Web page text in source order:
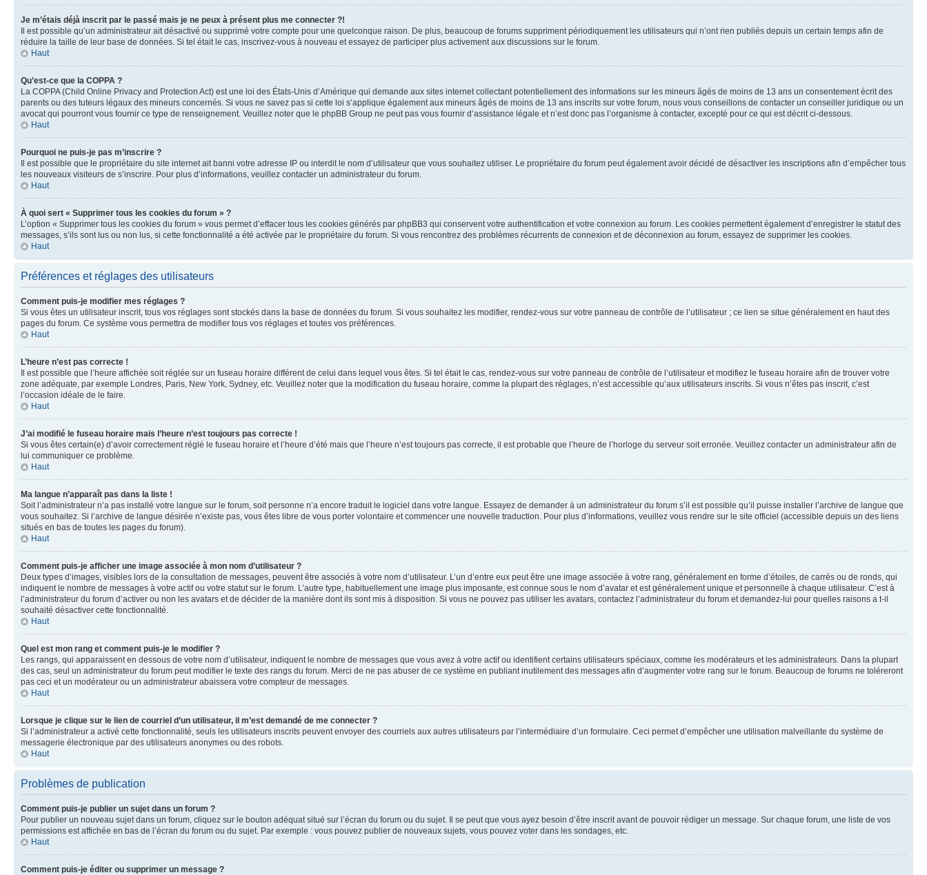
Je m’étais déjà inscrit par le passé mais je ne peux à présent plus me connecter ?!
Il est possible qu’un administrateur ait désactivé ou supprimé votre compte pour une quelconque raison. De plus, beaucoup de forums suppriment périodiquement les utilisateurs qui n’ont rien publiés depuis un certain temps afin de
réduire la taille de leur base de données. Si tel était le cas, inscrivez-vous à nouveau et essayez de participer plus activement aux discussions sur le forum.
Haut
Qu’est-ce que la COPPA ?
La COPPA (Child Online Privacy and Protection Act) est une loi des États-Unis d’Amérique qui demande aux sites internet collectant potentiellement des informations sur les mineurs âgés de moins de 13 ans un consentement écrit des
parents ou des tuteurs légaux des mineurs concernés. Si vous ne savez pas si cette loi s’applique également aux mineurs âgés de moins de 13 ans inscrits sur votre forum, nous vous conseillons de contacter un conseiller juridique ou un
avocat qui pourront vous fournir ce type de renseignement. Veuillez noter que le phpBB Group ne peut pas vous fournir d’assistance légale et n’est donc pas l’organisme à contacter, excepté pour ce qui est décrit ci-dessous.
Haut
Pourquoi ne puis-je pas m’inscrire ?
Il est possible que le propriétaire du site internet ait banni votre adresse IP ou interdit le nom d’utilisateur que vous souhaitez utiliser. Le propriétaire du forum peut également avoir décidé de désactiver les inscriptions afin d’empêcher tous
les nouveaux visiteurs de s’inscrire. Pour plus d’informations, veuillez contacter un administrateur du forum.
Haut
À quoi sert « Supprimer tous les cookies du forum » ?
L’option « Supprimer tous les cookies du forum » vous permet d’effacer tous les cookies générés par phpBB3 qui conservent votre authentification et votre connexion au forum. Les cookies permettent également d’enregistrer le statut des
messages, s’ils sont lus ou non lus, si cette fonctionnalité a été activée par le propriétaire du forum. Si vous rencontrez des problèmes récurrents de connexion et de déconnexion au forum, essayez de supprimer les cookies.
Haut
Préférences et réglages des utilisateurs
Comment puis-je modifier mes réglages ?
Si vous êtes un utilisateur inscrit, tous vos réglages sont stockés dans la base de données du forum. Si vous souhaitez les modifier, rendez-vous sur votre panneau de contrôle de l’utilisateur ; ce lien se situe généralement en haut des
pages du forum. Ce système vous permettra de modifier tous vos réglages et toutes vos préférences.
Haut
L’heure n’est pas correcte !
Il est possible que l’heure affichée soit réglée sur un fuseau horaire différent de celui dans lequel vous êtes. Si tel était le cas, rendez-vous sur votre panneau de contrôle de l’utilisateur et modifiez le fuseau horaire afin de trouver votre
zone adéquate, par exemple Londres, Paris, New York, Sydney, etc. Veuillez noter que la modification du fuseau horaire, comme la plupart des réglages, n’est accessible qu’aux utilisateurs inscrits. Si vous n’êtes pas inscrit, c’est
l’occasion idéale de le faire.
Haut
J’ai modifié le fuseau horaire mais l’heure n’est toujours pas correcte !
Si vous êtes certain(e) d’avoir correctement réglé le fuseau horaire et l’heure d’été mais que l’heure n’est toujours pas correcte, il est probable que l’heure de l’horloge du serveur soit erronée. Veuillez contacter un administrateur afin de
lui communiquer ce problème.
Haut
Ma langue n’apparaît pas dans la liste !
Soit l’administrateur n’a pas installé votre langue sur le forum, soit personne n’a encore traduit le logiciel dans votre langue. Essayez de demander à un administrateur du forum s’il est possible qu’il puisse installer l’archive de langue que
vous souhaitez. Si l’archive de langue désirée n’existe pas, vous êtes libre de vous porter volontaire et commencer une nouvelle traduction. Pour plus d’informations, veuillez vous rendre sur le site officiel (accessible depuis un des liens
situés en bas de toutes les pages du forum).
Haut
Comment puis-je afficher une image associée à mon nom d’utilisateur ?
Deux types d’images, visibles lors de la consultation de messages, peuvent être associés à votre nom d’utilisateur. L’un d’entre eux peut être une image associée à votre rang, généralement en forme d’étoiles, de carrés ou de ronds, qui
indiquent le nombre de messages à votre actif ou votre statut sur le forum. L’autre type, habituellement une image plus imposante, est connue sous le nom d’avatar et est généralement unique et personnelle à chaque utilisateur. C’est à
l’administrateur du forum d’activer ou non les avatars et de décider de la manière dont ils sont mis à disposition. Si vous ne pouvez pas utiliser les avatars, contactez l’administrateur du forum et demandez-lui pour quelles raisons a t-il
souhaité désactiver cette fonctionnalité.
Haut
Quel est mon rang et comment puis-je le modifier ?
Les rangs, qui apparaissent en dessous de votre nom d’utilisateur, indiquent le nombre de messages que vous avez à votre actif ou identifient certains utilisateurs spéciaux, comme les modérateurs et les administrateurs. Dans la plupart
des cas, seul un administrateur du forum peut modifier le texte des rangs du forum. Merci de ne pas abuser de ce système en publiant inutilement des messages afin d’augmenter votre rang sur le forum. Beaucoup de forums ne toléreront
pas ceci et un modérateur ou un administrateur abaissera votre compteur de messages.
Haut
Lorsque je clique sur le lien de courriel d’un utilisateur, il m’est demandé de me connecter ?
Si l’administrateur a activé cette fonctionnalité, seuls les utilisateurs inscrits peuvent envoyer des courriels aux autres utilisateurs par l’intermédiaire d’un formulaire. Ceci permet d’empêcher une utilisation malveillante du système de
messagerie électronique par des utilisateurs anonymes ou des robots.
Haut
Problèmes de publication
Comment puis-je publier un sujet dans un forum ?
Pour publier un nouveau sujet dans un forum, cliquez sur le bouton adéquat situé sur l’écran du forum ou du sujet. Il se peut que vous ayez besoin d’être inscrit avant de pouvoir rédiger un message. Sur chaque forum, une liste de vos
permissions est affichée en bas de l’écran du forum ou du sujet. Par exemple : vous pouvez publier de nouveaux sujets, vous pouvez voter dans les sondages, etc.
Haut
Comment puis-je éditer ou supprimer un message ?